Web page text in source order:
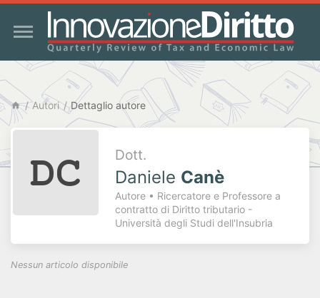
Autori Dettaglio autore
Dott.
Daniele Canè
Autore • Ricercatore e Professore a
contratto di Diritto tributario -
Università degli Studi dell'Insubria
Nessun articolo disponibile